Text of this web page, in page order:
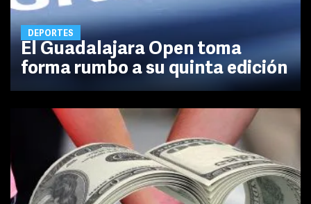
DEPORTES
El Guadalajara Open toma
forma rumbo a su quinta edición